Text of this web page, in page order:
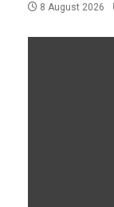
8 August 2026